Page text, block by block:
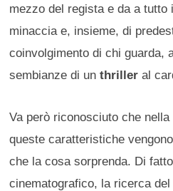
mezzo del regista e da a tutto
minaccia e, insieme, di
coinvolgimento di chi guarda,
sembianze di unthriller al
Va però riconosciuto che
queste caratteristiche
che la cosa sorprenda. Di
cinematografico, la ricerca